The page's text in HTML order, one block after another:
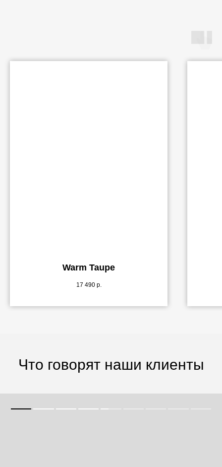
Warm Taupe
17 490 р.
Что говорят наши клиенты